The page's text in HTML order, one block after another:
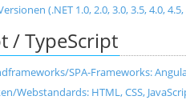
(.NET 1.0, 2.0, 3.0, 3.5, 4.0,
/ TypeScript
SPA-Frameworks:
Webstandards: HTML, CSS,